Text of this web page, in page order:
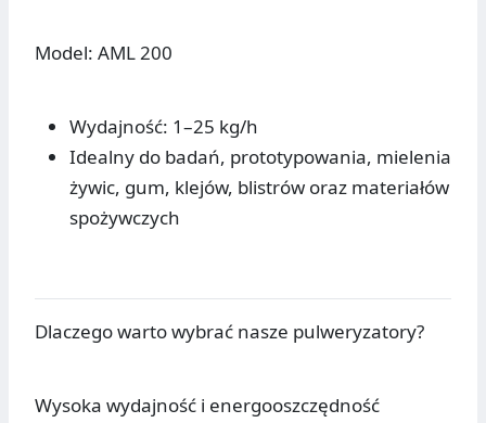
Model: AML 200
Wydajność: 1–25 kg/h
Idealny do badań, prototypowania, mielenia
żywic, gum, klejów, blistrów oraz materiałów
spożywczych
Dlaczego warto wybrać nasze pulweryzatory?
Wysoka wydajność i energooszczędność